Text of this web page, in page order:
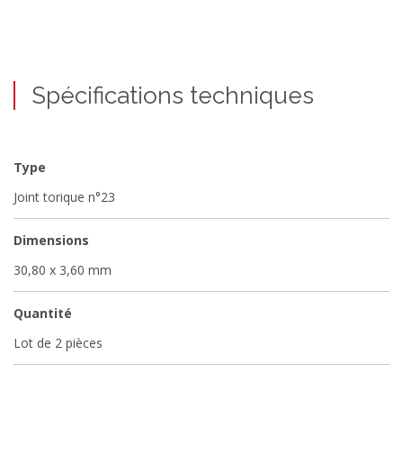
Spécifications techniques
Type
Joint torique n°23
Dimensions
30,80 x 3,60 mm
Quantité
Lot de 2 pièces